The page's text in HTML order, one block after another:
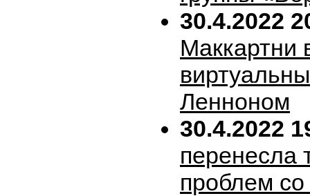
30.4.2022
Маккартни
Ленноном
30.4.2022
перенесла
проблем